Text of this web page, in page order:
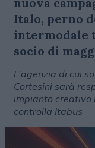
Italo, perno
intermodale
socio di
L’agenzia di cui
Cortesini sarà
impianto creativo
controlla Itabus